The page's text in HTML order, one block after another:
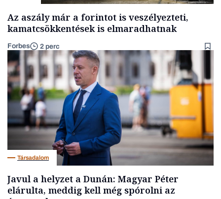
Az aszály már a forintot is veszélyezteti,
kamatcsökkentések is elmaradhatnak
Forbes 2 perc
Társadalom
Javul a helyzet a Dunán: Magyar Péter
elárulta, meddig kell még spórolni az